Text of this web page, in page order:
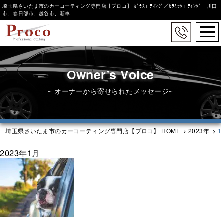
to
main
content
埼玉県さいたま市のカーコーティング専門店【プロコ】 ｶﾞﾗｽｺｰﾃｨﾝｸﾞ／ｾﾗﾐｯｸｺｰﾃｨﾝｸﾞ 川口
市、春日部市、越谷市、新車
カーコーティング施工
施工事例
コーティングラインナップ
システムX
アストロン
Owner’s Voice
~ オーナーから寄せられたメッセージ~
埼玉県さいたま市のカーコーティング専門店【プロコ】 HOME > 2023年 >
2023年1月